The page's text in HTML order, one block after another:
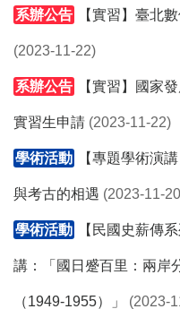
系辦公告 【實習】臺北
(2023-11-22)
系辦公告 【實習】國家
實習生申請 (2023-11-22)
學術活動 【專題學術演
與考古的相遇 (2023-11-
學術活動 【民國史薪傳
講：「國日蹙百里：兩岸
（1949-1955）」 (2023-